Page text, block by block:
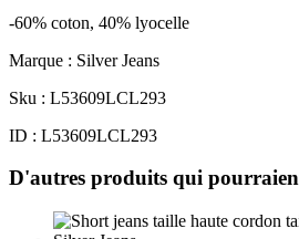
-60% coton, 40% lyocelle
Marque : Silver Jeans
Sku : L53609LCL293
ID : L53609LCL293
D'autres produits qui